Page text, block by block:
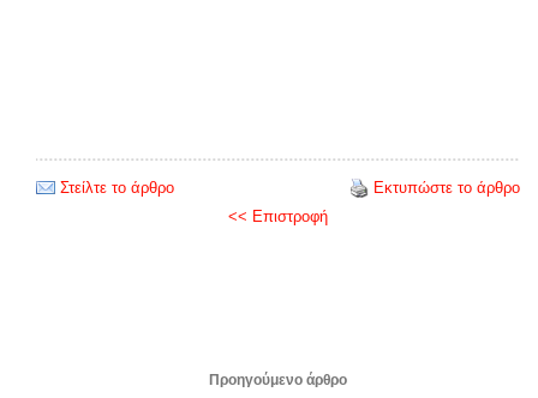
Στείλτε το άρθρο
Εκτυπώστε το άρθρο
<< Επιστροφή
Προηγούμενο άρθρο